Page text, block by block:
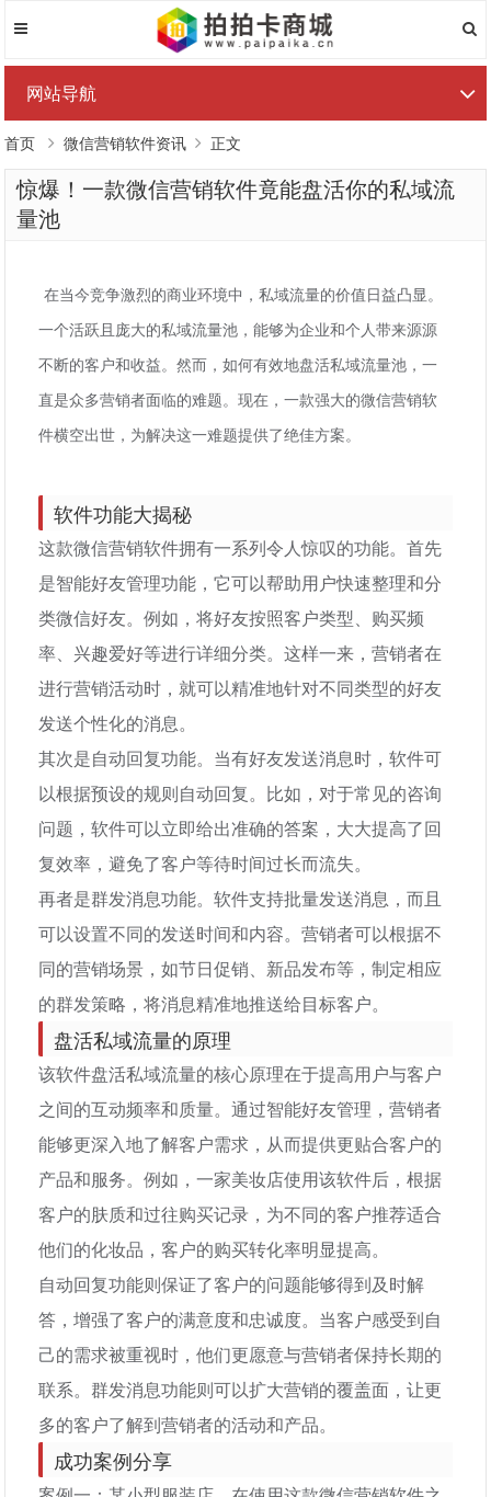
网站导航
首页 微信营销软件资讯 正文
惊爆！一款微信营销软件竟能盘活你的私域流
量池
在当今竞争激烈的商业环境中，私域流量的价值日益凸显。
一个活跃且庞大的私域流量池，能够为企业和个人带来源源
不断的客户和收益。然而，如何有效地盘活私域流量池，一
直是众多营销者面临的难题。现在，一款强大的微信营销软
件横空出世，为解决这一难题提供了绝佳方案。
软件功能大揭秘
这款微信营销软件拥有一系列令人惊叹的功能。首先
是智能好友管理功能，它可以帮助用户快速整理和分
类微信好友。例如，将好友按照客户类型、购买频
率、兴趣爱好等进行详细分类。这样一来，营销者在
进行营销活动时，就可以精准地针对不同类型的好友
发送个性化的消息。
其次是自动回复功能。当有好友发送消息时，软件可
以根据预设的规则自动回复。比如，对于常见的咨询
问题，软件可以立即给出准确的答案，大大提高了回
复效率，避免了客户等待时间过长而流失。
再者是群发消息功能。软件支持批量发送消息，而且
可以设置不同的发送时间和内容。营销者可以根据不
同的营销场景，如节日促销、新品发布等，制定相应
的群发策略，将消息精准地推送给目标客户。
盘活私域流量的原理
该软件盘活私域流量的核心原理在于提高用户与客户
之间的互动频率和质量。通过智能好友管理，营销者
能够更深入地了解客户需求，从而提供更贴合客户的
产品和服务。例如，一家美妆店使用该软件后，根据
客户的肤质和过往购买记录，为不同的客户推荐适合
他们的化妆品，客户的购买转化率明显提高。
自动回复功能则保证了客户的问题能够得到及时解
答，增强了客户的满意度和忠诚度。当客户感受到自
己的需求被重视时，他们更愿意与营销者保持长期的
联系。群发消息功能则可以扩大营销的覆盖面，让更
多的客户了解到营销者的活动和产品。
成功案例分享